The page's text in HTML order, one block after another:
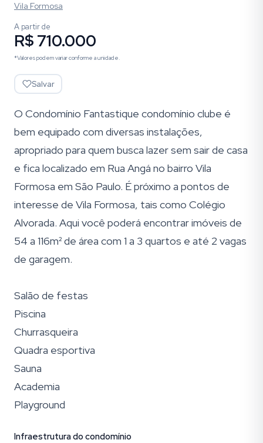
Vila Formosa
A partir de
R$ 710.000
*Valores podem variar conforme a unidade.
Salvar
O Condomínio Fantastique condomínio clube é
bem equipado com diversas instalações,
apropriado para quem busca lazer sem sair de casa
e fica localizado em Rua Angá no bairro Vila
Formosa em São Paulo. É próximo a pontos de
interesse de Vila Formosa, tais como Colégio
Alvorada. Aqui você poderá encontrar imóveis de
54 a 116m² de área com 1 a 3 quartos e até 2 vagas
de garagem.
Salão de festas
Piscina
Churrasqueira
Quadra esportiva
Sauna
Academia
Playground
Infraestrutura do condomínio